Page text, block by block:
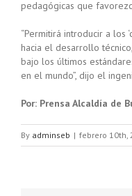
pedagógicas que
“Permitirá introducir a los
hacia el desarrollo
bajo los últimos
en el mundo”, dijo el
Por: Prensa Alcaldía de
By adminseb | febrero 10th,